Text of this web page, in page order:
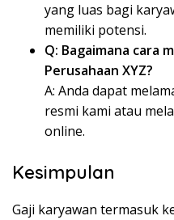
yang luas bagi
memiliki potensi.
Q: Bagaimana cara
Perusahaan XYZ?
A: Anda dapat
resmi kami atau
online.
Kesimpulan
Gaji karyawan termasuk